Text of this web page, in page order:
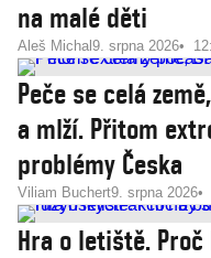
na malé děti
Aleš Michal 9. srpna 2026
Peče se celá
a mlží. Přitom
problémy Česka
Viliam Buchert9. srpna 2026
Hra o letiště.